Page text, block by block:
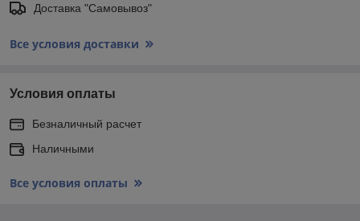
Доставка "Самовывоз"
Все условия доставки
Условия оплаты
Безналичный расчет
Наличными
Все условия оплаты